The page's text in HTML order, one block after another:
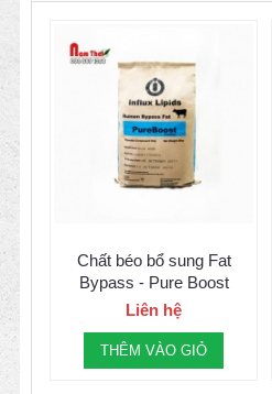
Chất béo bổ sung Fat
Bypass - Pure Boost
Liên hệ
THÊM VÀO GIỎ